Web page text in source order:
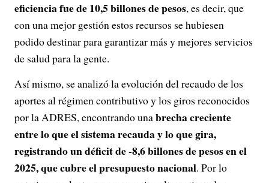
eficiencia fue de 10,5 billones de pesos, es decir, que
con una mejor gestión estos recursos se hubiesen
podido destinar para garantizar más y mejores servicios
de salud para la gente.
Así mismo, se analizó la evolución del recaudo de los
aportes al régimen contributivo y los giros reconocidos
por la ADRES, encontrando unabrecha creciente
entre lo que el sistema recauda y lo que gira,
registrando un déficit de -8,6 billones de pesos en el
2025, que cubre el presupuesto nacional. Por lo